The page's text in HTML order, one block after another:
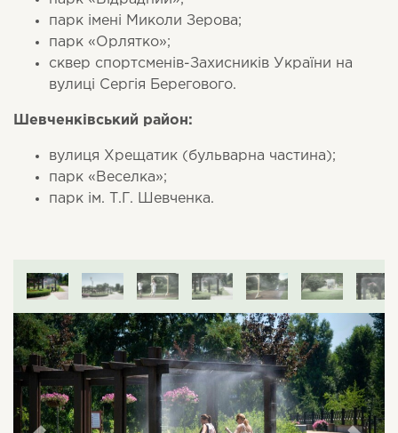
парк імені Миколи Зерова;
парк «Орлятко»;
сквер спортсменів-Захисників України на
вулиці Сергія Берегового.
Шевченківський район:
вулиця Хрещатик (бульварна частина);
парк «Веселка»;
парк ім. Т.Г. Шевченка.